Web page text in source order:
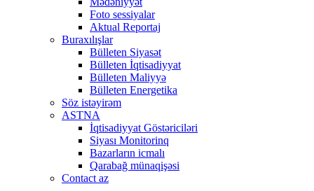
Foto sessiyalar
Aktual Reportaj
Buraxılışlar
Bülleten Siyasət
Bülleten İqtisadiyyat
Bülleten Maliyyə
Bülleten Energetika
Söz istəyirəm
ASTNA
İqtisadiyyat Göstəriciləri
Siyası Monitorinq
Bazarların icmalı
Qarabağ münaqişəsi
Contact az